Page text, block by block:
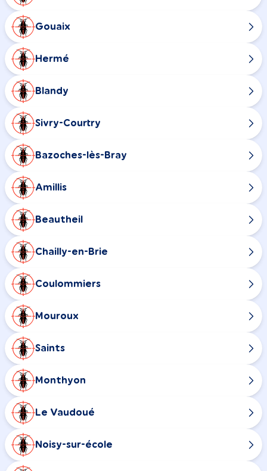
Gouaix
Hermé
Blandy
Sivry-Courtry
Bazoches-lès-Bray
Amillis
Beautheil
Chailly-en-Brie
Coulommiers
Mouroux
Saints
Monthyon
Le Vaudoué
Noisy-sur-école